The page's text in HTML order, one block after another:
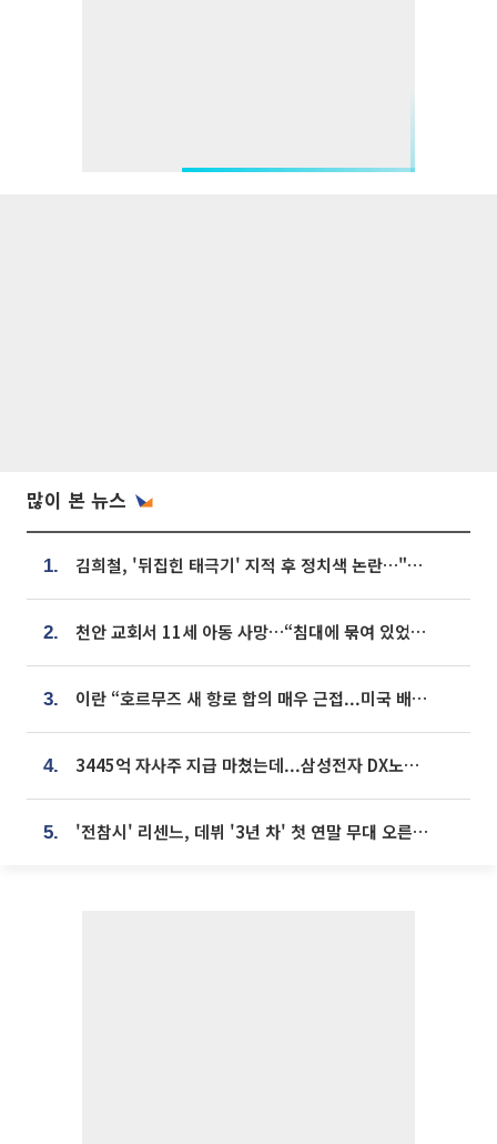
많이 본 뉴스
1. 김희철, '뒤집힌 태극기' 지적 후 정치색 논란…"좌우 떠나 우리나라 국기"
2. 천안 교회서 11세 아동 사망…“침대에 묶여 있었다” 진술 확보
3. 이란 “호르무즈 새 항로 합의 매우 근접...미국 배상 먼저”
4. 3445억 자사주 지급 마쳤는데...삼성전자 DX노조, 뒤늦은 '떼쓰기 집회'
5. '전참시' 리센느, 데뷔 '3년 차' 첫 연말 무대 오른다⋯"그동안 섭외 안 와"